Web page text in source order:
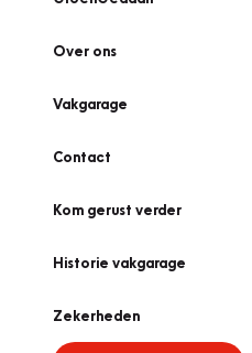
Over ons
Vakgarage
Contact
Kom gerust verder
Historie vakgarage
Zekerheden